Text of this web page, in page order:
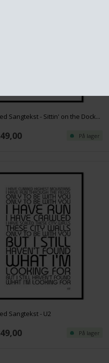
Sangtekst - Sittin' on the Dock...
På lager
Sangtekst - U2
På lager